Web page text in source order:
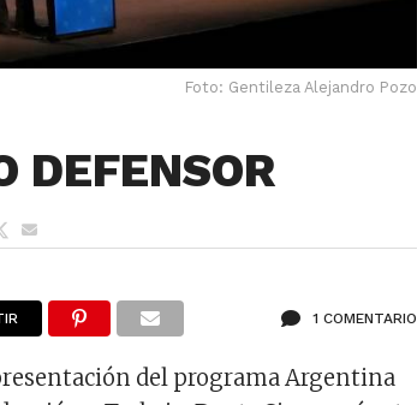
Foto: Gentileza Alejandro Pozo
DEFENSOR
1 COMENTARIO
del programa Argentina